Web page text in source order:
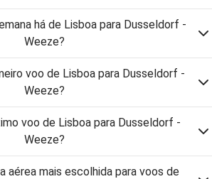
há de Lisboa para Dusseldorf -
Weeze?
voo de Lisboa para Dusseldorf -
Weeze?
voo de Lisboa para Dusseldorf -
Weeze?
aérea mais escolhida para voos de